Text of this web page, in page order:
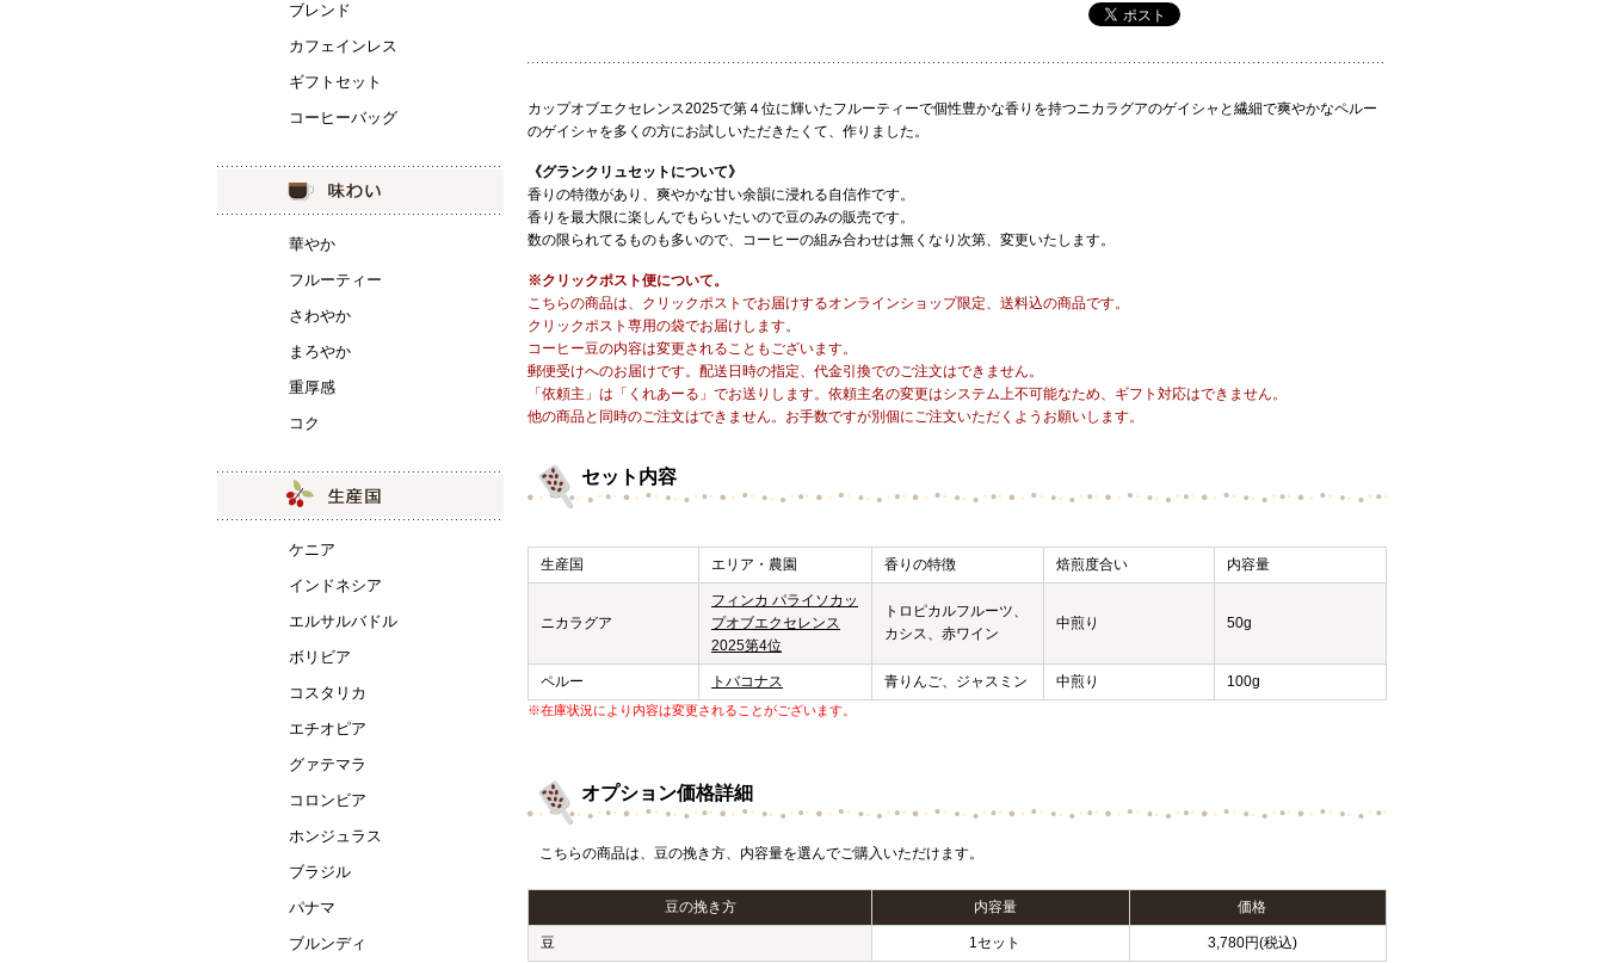
カップオブエクセレンス2025で第４位に輝いたフルーティーで個性豊かな香りを持つニカラグアのゲイシャと繊細で爽やかなペルー
のゲイシャを多くの方にお試しいただきたくて、作りました。
《グランクリュセットについて》
香りの特徴があり、爽やかな甘い余韻に浸れる自信作です。
香りを最大限に楽しんでもらいたいので豆のみの販売です。
数の限られてるものも多いので、コーヒーの組み合わせは無くなり次第、変更いたします。
※クリックポスト便について。
こちらの商品は、クリックポストでお届けするオンラインショップ限定、送料込の商品です。
クリックポスト専用の袋でお届けします。
コーヒー豆の内容は変更されることもございます。
郵便受けへのお届けです。配送日時の指定、代金引換でのご注文はできません。
「依頼主」は「くれあーる」でお送りします。依頼主名の変更はシステム上不可能なため、ギフト対応はできません。
他の商品と同時のご注文はできません。お手数ですが別個にご注文いただくようお願いします。
セット内容
生産国 エリア・農園 香りの特徴 焙煎度合い 内容量
ニカラグア
フィンカ パライソカッ
プオブエクセレンス
2025第4位
トロピカルフルーツ、
カシス、赤ワイン
中煎り 50g
ペルー トバコナス 青りんご、ジャスミン 中煎り 100g
※在庫状況により内容は変更されることがございます。
オプション価格詳細
こちらの商品は、豆の挽き方、内容量を選んでご購入いただけます。
豆の挽き方 内容量 価格
豆 1セット 3,780円(税込)
ブレンド
カフェインレス
ギフトセット
コーヒーバッグ
華やか
フルーティー
さわやか
まろやか
重厚感
コク
ケニア
インドネシア
エルサルバドル
ボリビア
コスタリカ
エチオピア
グァテマラ
コロンビア
ホンジュラス
ブラジル
パナマ
ブルンディ